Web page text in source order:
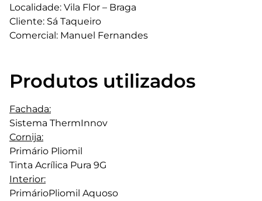
Localidade: Vila Flor – Braga
Cliente: Sá Taqueiro
Comercial: Manuel Fernandes
Produtos utilizados
Fachada:
Sistema ThermInnov
Cornija:
Primário Pliomil
Tinta Acrílica Pura 9G
Interior:
PrimárioPliomil Aquoso